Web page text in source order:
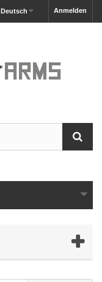
Anmelden
Deutsch